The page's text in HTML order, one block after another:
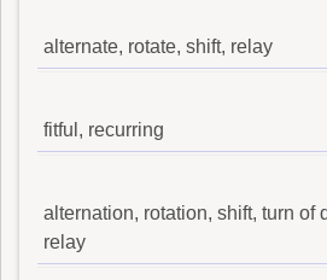
alternate, rotate, shift, relay
fitful, recurring
alternation, rotation, shift, turn of
relay